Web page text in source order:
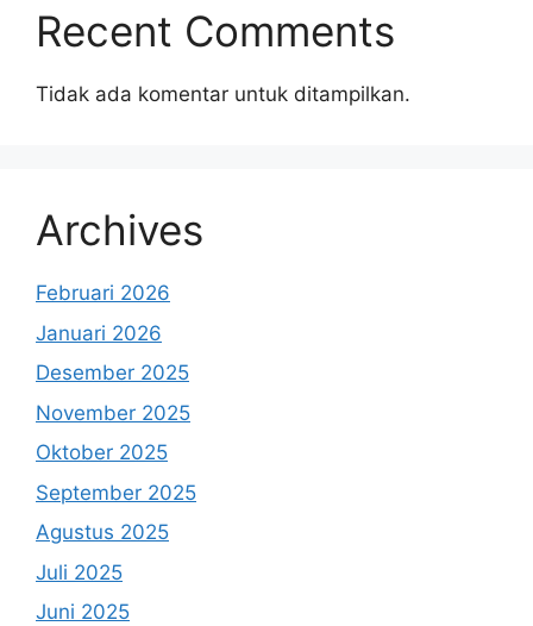
Recent Comments
Tidak ada komentar untuk ditampilkan.
Archives
Februari 2026
Januari 2026
Desember 2025
November 2025
Oktober 2025
September 2025
Agustus 2025
Juli 2025
Juni 2025